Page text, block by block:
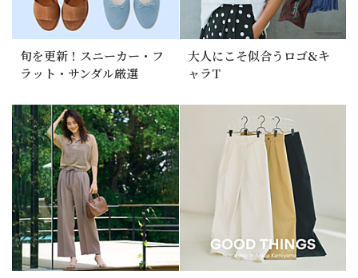
旬を更新！スニーカー・フ
ラット・サンダル厳選
大人にこそ似合うロゴ&キ
ャラT